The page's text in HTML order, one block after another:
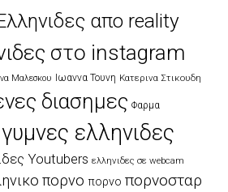
απο reality
στο instagram
Μαλεσκου Ιωαννα Τουνη Κατερινα Στικουδη
διασημες Φαρμα
γυμνες ελληνιδες
Youtubers ελληνιδες σε webcam
πορνο πορνο πορνοσταρ